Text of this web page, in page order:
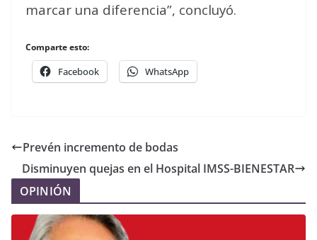
marcar una diferencia”, concluyó.
Comparte esto:
Facebook WhatsApp
Prevén incremento de bodas
Disminuyen quejas en el Hospital IMSS-BIENESTAR
OPINIÓN